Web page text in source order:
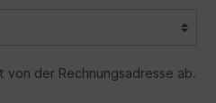
von der Rechnungsadresse ab.